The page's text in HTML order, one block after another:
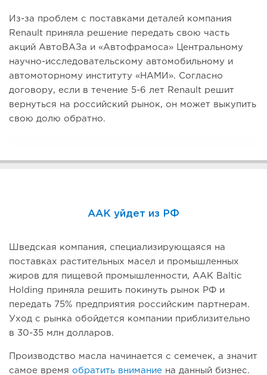
Из-за проблем с поставками деталей компания
Renault приняла решение передать свою часть
акций АвтоВАЗа и «Автофрамоса» Центральному
научно-исследовательскому автомобильному и
автомоторному институту «НАМИ». Согласно
договору, если в течение 5-6 лет Renault решит
вернуться на российский рынок, он может выкупить
свою долю обратно.
AAK уйдет из РФ
Шведская компания, специализирующаяся на
поставках растительных масел и промышленных
жиров для пищевой промышленности, AAK Baltic
Holding приняла решить покинуть рынок РФ и
передать 75% предприятия российским партнерам.
Уход с рынка обойдется компании приблизительно
в 30-35 млн долларов.
Производство масла начинается с семечек, а значит
самое время обратить внимание на данный бизнес.